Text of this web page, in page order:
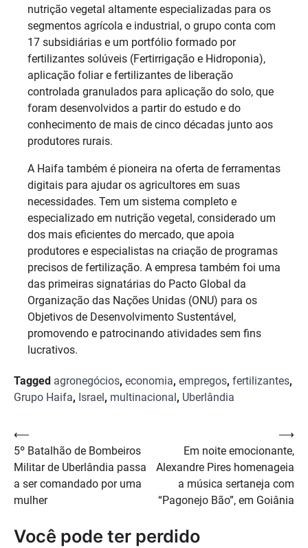
nutrição vegetal altamente especializadas para os
segmentos agrícola e industrial, o grupo conta com
17 subsidiárias e um portfólio formado por
fertilizantes solúveis (Fertirrigação e Hidroponia),
aplicação foliar e fertilizantes de liberação
controlada granulados para aplicação do solo, que
foram desenvolvidos a partir do estudo e do
conhecimento de mais de cinco décadas junto aos
produtores rurais.
A Haifa também é pioneira na oferta de ferramentas
digitais para ajudar os agricultores em suas
necessidades. Tem um sistema completo e
especializado em nutrição vegetal, considerado um
dos mais eficientes do mercado, que apoia
produtores e especialistas na criação de programas
precisos de fertilização. A empresa também foi uma
das primeiras signatárias do Pacto Global da
Organização das Nações Unidas (ONU) para os
Objetivos de Desenvolvimento Sustentável,
promovendo e patrocinando atividades sem fins
lucrativos.
Tagged agronegócios, economia, empregos, fertilizantes,
Grupo Haifa, Israel, multinacional, Uberlândia
Navegação
de
Post
⟵
5º Batalhão de Bombeiros
Militar de Uberlândia passa
a ser comandado por uma
mulher
Em noite emocionante,
Alexandre Pires homenageia
a música sertaneja com
“Pagonejo Bão”, em Goiânia
⟶
Você pode ter perdido